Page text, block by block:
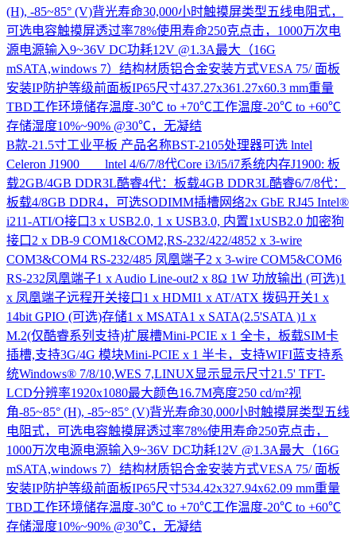
(H), -85~85° (V)背光寿命30,000小时触摸屏类型五线电阻式，
可选电容触摸屏透过率78%使用寿命250克点击，1000万次电
源电源输入9~36V DC功耗12V @1.3A最大（16G
mSATA,windows 7）结构材质铝合金安装方式VESA 75/ 面板
安装IP防护等级前面板IP65尺寸437.27x361.27x60.3 mm重量
TBD工作环境储存温度-30℃ to +70℃工作温度-20℃ to +60℃
存储湿度10%~90% @30℃，无凝结
B款-21.5寸工业平板 产品名称BST-2105处理器可选 lntel
Celeron J1900 lntel 4/6/7/8代Core i3/i5/i7系统内存J1900: 板
载2GB/4GB DDR3L酷睿4代：板载4GB DDR3L酷睿6/7/8代：
板载4/8GB DDR4，可选SODIMM插槽网络2x GbE RJ45 Intel®
i211-ATI/O接口3 x USB2.0, 1 x USB3.0, 内置1xUSB2.0 加密狗
接口2 x DB-9 COM1&COM2,RS-232/422/4852 x 3-wire
COM3&COM4 RS-232/485 凤凰端子2 x 3-wire COM5&COM6
RS-232凤凰端子1 x Audio Line-out2 x 8Ω 1W 功放输出 (可选)1
x 凤凰端子远程开关接口1 x HDMI1 x AT/ATX 拨码开关1 x
14bit GPIO (可选)存储1 x MSATA1 x SATA(2.5'SATA )1 x
M.2(仅酷睿系列支持)扩展槽Mini-PCIE x 1 全卡，板载SIM卡
插槽,支持3G/4G 模块Mini-PCIE x 1 半卡，支持WIFI蓝支持系
统Windows® 7/8/10,WES 7,LINUX显示显示尺寸21.5' TFT-
LCD分辨率1920x1080最大颜色16.7M亮度250 cd/m²视
角-85~85° (H), -85~85° (V)背光寿命30,000小时触摸屏类型五线
电阻式，可选电容触摸屏透过率78%使用寿命250克点击，
1000万次电源电源输入9~36V DC功耗12V @1.3A最大（16G
mSATA,windows 7）结构材质铝合金安装方式VESA 75/ 面板
安装IP防护等级前面板IP65尺寸534.42x327.94x62.09 mm重量
TBD工作环境储存温度-30℃ to +70℃工作温度-20℃ to +60℃
存储湿度10%~90% @30℃，无凝结